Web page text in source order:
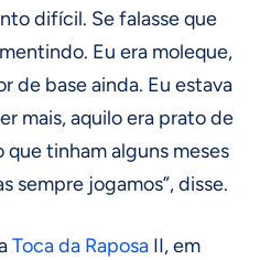
difícil. Se falasse que
Eu era moleque,
de base ainda. Eu estava
mais, aquilo era prato de
tinham alguns meses
sempre jogamos”, disse.
Toca da Raposa II, em